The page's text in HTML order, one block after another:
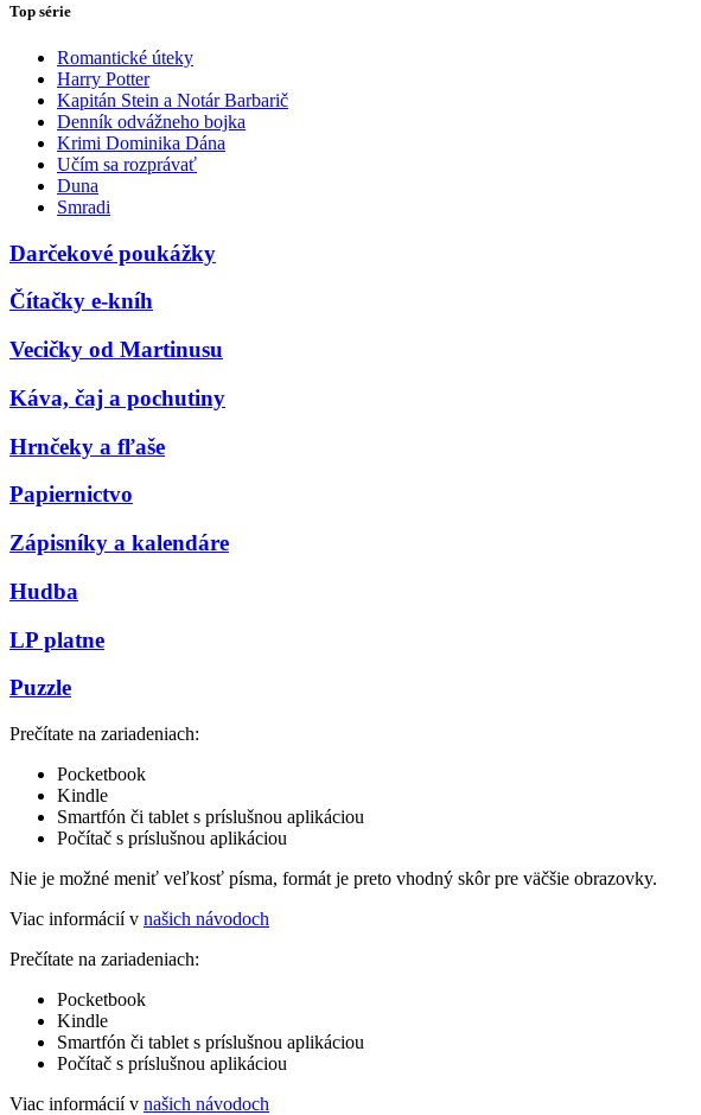
Top série
Romantické úteky
Harry Potter
Kapitán Stein a Notár Barbarič
Denník odvážneho bojka
Krimi Dominika Dána
Učím sa rozprávať
Duna
Smradi
Darčekové poukážky
Čítačky e-kníh
Vecičky od Martinusu
Káva, čaj a pochutiny
Hrnčeky a fľaše
Papiernictvo
Zápisníky a kalendáre
Hudba
LP platne
Puzzle
Prečítate na zariadeniach:
Pocketbook
Kindle
Smartfón či tablet s príslušnou aplikáciou
Počítač s príslušnou aplikáciou
Nie je možné meniť veľkosť písma, formát je preto vhodný skôr pre väčšie obrazovky.
Viac informácií v našich návodoch
Prečítate na zariadeniach:
Pocketbook
Kindle
Smartfón či tablet s príslušnou aplikáciou
Počítač s príslušnou aplikáciou
Viac informácií v našich návodoch